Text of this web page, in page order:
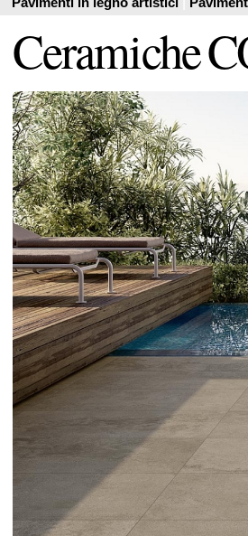
Versatile Stone
17/03/2024
Essenza intramontabile